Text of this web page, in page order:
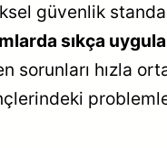
güvenlik
sıkça
hızla